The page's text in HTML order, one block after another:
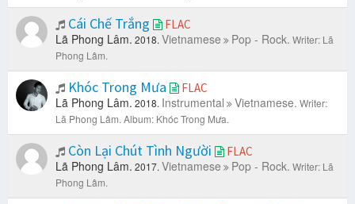
Cái Chế Trắng FLAC
Lã Phong Lâm. 2018. Vietnamese Pop - Rock. Writer: Lã
Phong Lâm.
Khóc Trong Mưa FLAC
Lã Phong Lâm. 2018. Instrumental Vietnamese. Writer:
Lã Phong Lâm. Album: Khóc Trong Mưa.
Còn Lại Chút Tình Người FLAC
Lã Phong Lâm. 2017. Vietnamese Pop - Rock. Writer: Lã
Phong Lâm.